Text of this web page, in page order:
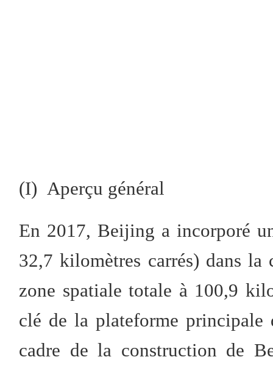
(I) Aperçu général
En 2017, Beijing a incorporé
32,7 kilomètres carrés) dans
zone spatiale totale à 100,9
clé de la plateforme
cadre de la construction de